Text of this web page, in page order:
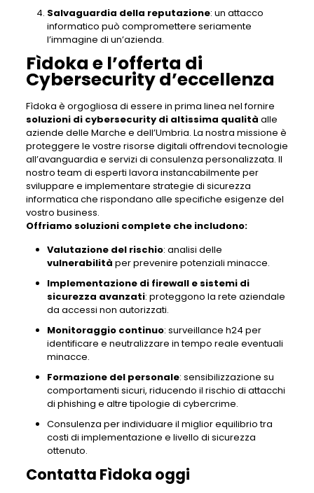
Salvaguardia della reputazione: un attacco
informatico può compromettere seriamente
l’immagine di un’azienda.
Fìdoka e l’offerta di
Cybersecurity d’eccellenza
Fìdoka è orgogliosa di essere in prima linea nel fornire
soluzioni di cybersecurity di altissima qualità alle
aziende delle Marche e dell’Umbria. La nostra missione è
proteggere le vostre risorse digitali offrendovi tecnologie
all’avanguardia e servizi di consulenza personalizzata. Il
nostro team di esperti lavora instancabilmente per
sviluppare e implementare strategie di sicurezza
informatica che rispondano alle specifiche esigenze del
vostro business.
Offriamo soluzioni complete che includono:
Valutazione del rischio: analisi delle
vulnerabilità per prevenire potenziali minacce.
Implementazione di firewall e sistemi di
sicurezza avanzati: proteggono la rete aziendale
da accessi non autorizzati.
Monitoraggio continuo: surveillance h24 per
identificare e neutralizzare in tempo reale eventuali
minacce.
Formazione del personale: sensibilizzazione su
comportamenti sicuri, riducendo il rischio di attacchi
di phishing e altre tipologie di cybercrime.
Consulenza per individuare il miglior equilibrio tra
costi di implementazione e livello di sicurezza
ottenuto.
Contatta Fìdoka oggi